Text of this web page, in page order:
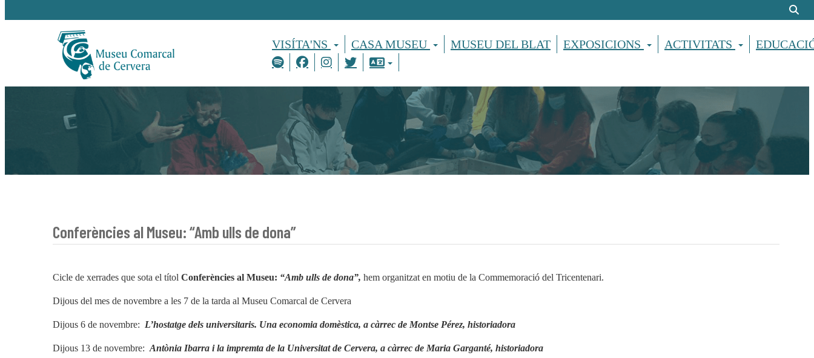
VISÍTA'NS CASA MUSEU MUSEU DEL BLAT EXPOSICIONS ACTIVITATS
Conferències al Museu: “Amb ulls de dona”
Cicle de xerrades que sota el títol Conferències al Museu: “Amb ulls de dona”, hem organitzat en motiu de la Commemoració del Tricentenari.
Dijous del mes de novembre a les 7 de la tarda al Museu Comarcal de Cervera
Dijous 6 de novembre: L’hostatge dels universitaris. Una economia domèstica, a càrrec de Montse Pérez, historiadora
Dijous 13 de novembre: Antònia Ibarra i la impremta de la Universitat de Cervera, a càrrec de Maria Garganté, historiadora